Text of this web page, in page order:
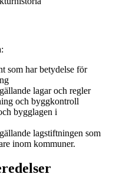
som har betydelse för
lagar och regler
och byggkontroll
bygglagen i
lagstiftningen som
inom kommuner.